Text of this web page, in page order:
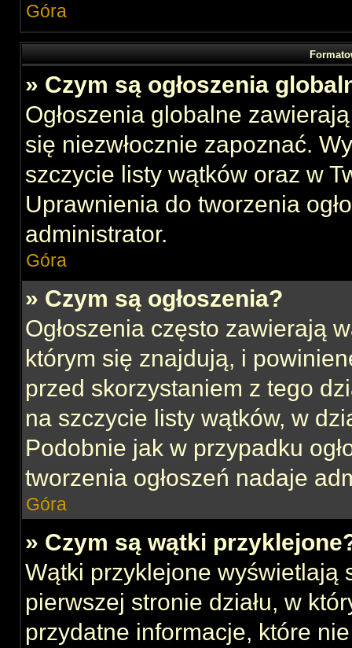
Góra
» Czym są ogłoszenia
Ogłoszenia globalne
się niezwłocznie zapoznać.
szczycie listy wątków oraz w
Uprawnienia do tworzenia
administrator.
Góra
» Czym są ogłoszenia?
Ogłoszenia często zawierają
którym się znajdują, i
przed skorzystaniem z tego
na szczycie listy wątków, w
Podobnie jak w przypadku
tworzenia ogłoszeń nadaje
Góra
» Czym są wątki
Wątki przyklejone wyświetlają
pierwszej stronie działu, w
przydatne informacje, które